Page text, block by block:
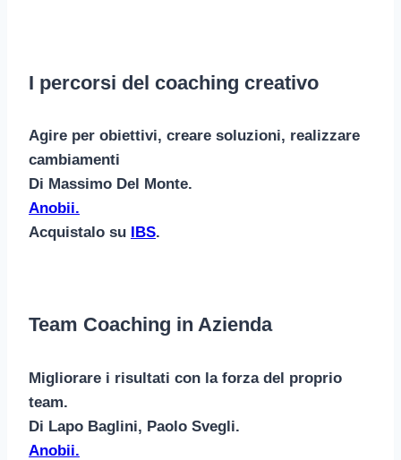
I percorsi del coaching creativo
Agire per obiettivi, creare soluzioni, realizzare
cambiamenti
Di Massimo Del Monte.
Anobii.
Acquistalo su IBS.
Team Coaching in Azienda
Migliorare i risultati con la forza del proprio
team.
Di Lapo Baglini, Paolo Svegli.
Anobii.